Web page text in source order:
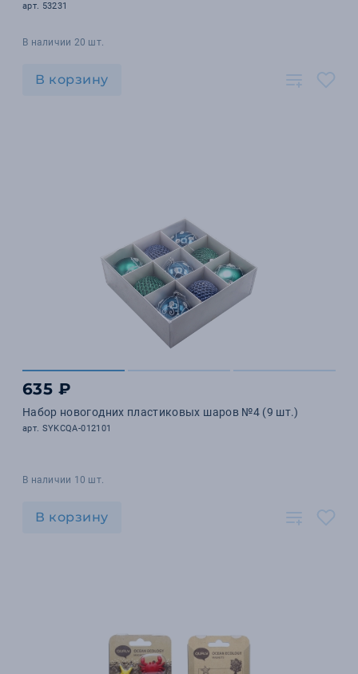
арт. 53231
В наличии 20 шт.
В корзину
635 ₽
Набор новогодних пластиковых шаров №4 (9 шт.)
арт. SYKCQA-012101
В наличии 10 шт.
В корзину